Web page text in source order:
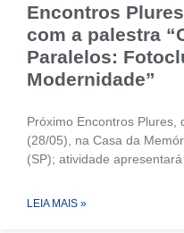
Encontros
com a palestra
Paralelos:
Modernidade”
Próximo Encontros Plures,
(28/05), na Casa da
(SP); atividade apresentará
LEIA MAIS »